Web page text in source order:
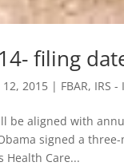
filing
12, 2015 | FBAR, IRS
be aligned with
signed a
Health Care...